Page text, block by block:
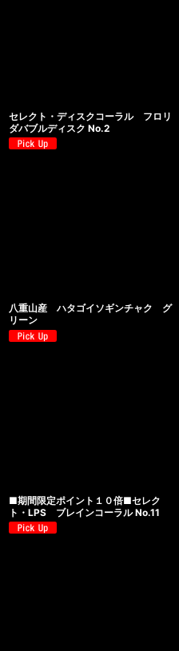
セレクト・ディスクコーラル フロリ
ダバブルディスク No.2
八重山産 ハタゴイソギンチャク グ
リーン
■期間限定ポイント１０倍■セレク
ト・LPS ブレインコーラル No.11